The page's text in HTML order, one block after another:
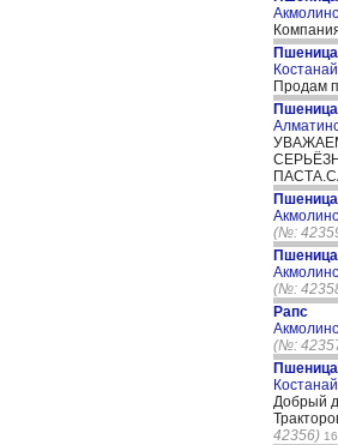
Пшеница
Продам
Пшеница
Пшеница
(№:
Пшеница
(№:
Рапс
(№:
Пшеница
Добрый
42356)